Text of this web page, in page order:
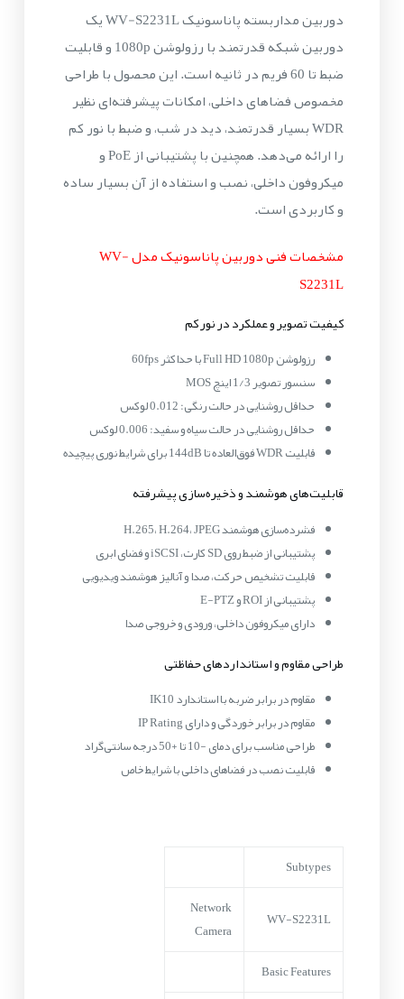
دوربین مداربسته پاناسونیک WV-S2231L یک
دوربین شبکه قدرتمند با رزولوشن 1080p و قابلیت
ضبط تا 60 فریم در ثانیه است. این محصول با طراحی
مخصوص فضاهای داخلی، امکانات پیشرفته‌ای نظیر
WDR بسیار قدرتمند، دید در شب، و ضبط با نور کم
را ارائه می‌دهد. همچنین با پشتیبانی از PoE و
میکروفون داخلی، نصب و استفاده از آن بسیار ساده
و کاربردی است.
مشخصات فنی دوربین پاناسونیک مدل WV-
S2231L
کیفیت تصویر و عملکرد در نور کم
رزولوشن Full HD 1080p با حداکثر 60fps
سنسور تصویر 1/3 اینچ MOS
حداقل روشنایی در حالت رنگی: 0.012 لوکس
حداقل روشنایی در حالت سیاه و سفید: 0.006 لوکس
قابلیت WDR فوق‌العاده تا 144dB برای شرایط نوری پیچیده
قابلیت‌های هوشمند و ذخیره‌سازی پیشرفته
فشرده‌سازی هوشمند H.265، H.264، JPEG
پشتیبانی از ضبط روی SD کارت، iSCSI و فضای ابری
قابلیت تشخیص حرکت، صدا و آنالیز هوشمند ویدیویی
پشتیبانی از ROI و E-PTZ
دارای میکروفون داخلی، ورودی و خروجی صدا
طراحی مقاوم و استانداردهای حفاظتی
مقاوم در برابر ضربه با استاندارد IK10
مقاوم در برابر خوردگی و دارای IP Rating
طراحی مناسب برای دمای -10 تا +50 درجه سانتی‌گراد
قابلیت نصب در فضاهای داخلی با شرایط خاص
Subtypes
WV-S2231L
Network
Camera
Basic Features